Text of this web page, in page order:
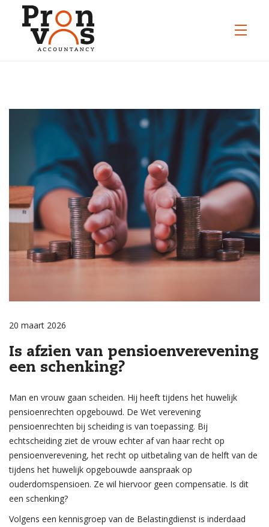
20 maart 2026
Is afzien van pensioenverevening
een schenking?
Man en vrouw gaan scheiden. Hij heeft tijdens het huwelijk
pensioenrechten opgebouwd. De Wet verevening
pensioenrechten bij scheiding is van toepassing. Bij
echtscheiding ziet de vrouw echter af van haar recht op
pensioenverevening, het recht op uitbetaling van de helft van de
tijdens het huwelijk opgebouwde aanspraak op
ouderdomspensioen. Ze wil hiervoor geen compensatie. Is dit
een schenking?
Volgens een kennisgroep van de Belastingdienst is inderdaad